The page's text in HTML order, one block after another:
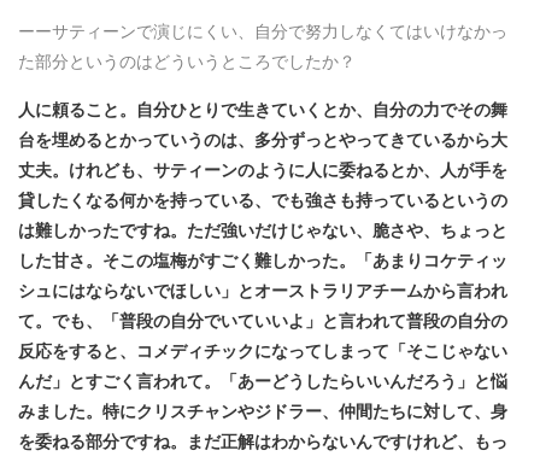
ーーサティーンで演じにくい、自分で努力しなくてはいけなかっ
た部分というのはどういうところでしたか？
人に頼ること。自分ひとりで生きていくとか、自分の力でその舞
台を埋めるとかっていうのは、多分ずっとやってきているから大
丈夫。けれども、サティーンのように人に委ねるとか、人が手を
貸したくなる何かを持っている、でも強さも持っているというの
は難しかったですね。ただ強いだけじゃない、脆さや、ちょっと
した甘さ。そこの塩梅がすごく難しかった。「あまりコケティッ
シュにはならないでほしい」とオーストラリアチームから言われ
て。でも、「普段の自分でいていいよ」と言われて普段の自分の
反応をすると、コメディチックになってしまって「そこじゃない
んだ」とすごく言われて。「あーどうしたらいいんだろう」と悩
みました。特にクリスチャンやジドラー、仲間たちに対して、身
を委ねる部分ですね。まだ正解はわからないんですけれど、もっ